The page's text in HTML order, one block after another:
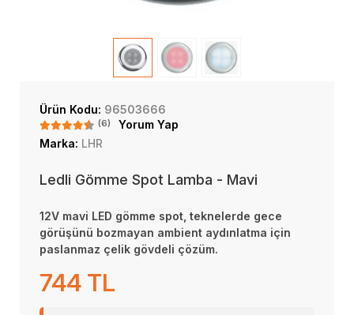
Ürün Kodu: 96503666
(6)
Yorum Yap
Marka: LHR
Ledli Gömme Spot Lamba - Mavi
12V mavi LED gömme spot, teknelerde gece
görüşünü bozmayan ambient aydınlatma için
paslanmaz çelik gövdeli çözüm.
744 TL